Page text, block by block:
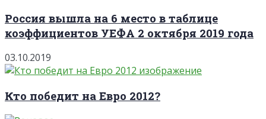
Россия вышла на 6 место в таблице
коэффициентов УЕФА 2 октября 2019 года
03.10.2019
Кто победит на Евро 2012?